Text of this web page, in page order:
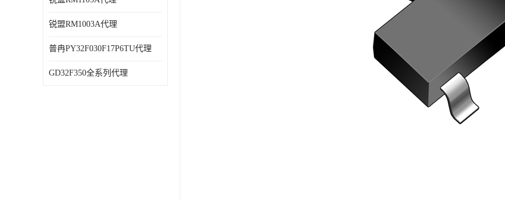
锐盟RM1003A代理
普冉PY32F030F17P6TU代理
GD32F350全系列代理